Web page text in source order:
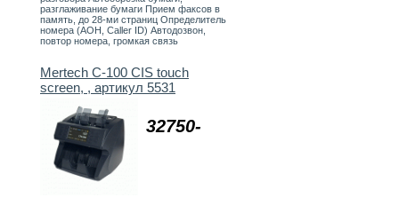
разглаживание бумаги Прием факсов в
память, до 28-ми страниц Определитель
номера (АОН, Caller ID) Автодозвон,
повтор номера, громкая связь
32750-
Mertech C-100 CIS touch
screen, , артикул 5531